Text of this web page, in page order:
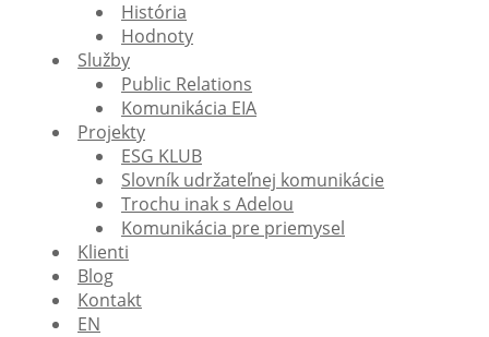
História
Hodnoty
Služby
Public Relations
Komunikácia EIA
Projekty
ESG KLUB
Slovník udržateľnej komunikácie
Trochu inak s Adelou
Komunikácia pre priemysel
Klienti
Blog
Kontakt
EN